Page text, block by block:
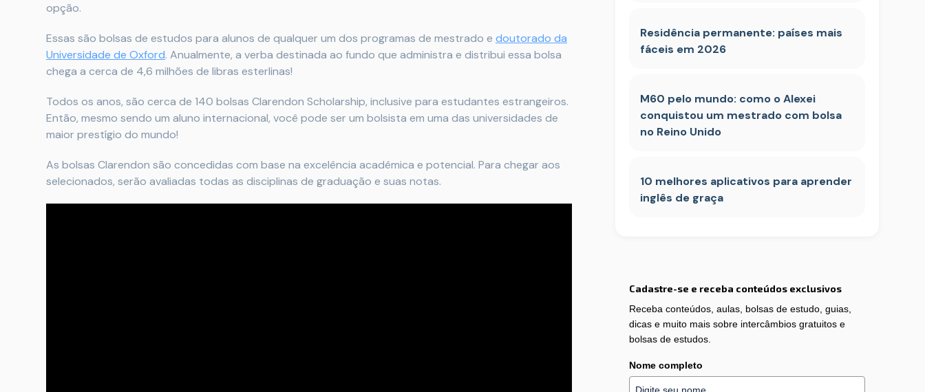
opção.
Essas são bolsas de estudos para alunos de qualquer um dos programas de mestrado e doutorado da
Universidade de Oxford. Anualmente, a verba destinada ao fundo que administra e distribui essa bolsa
chega a cerca de 4,6 milhões de libras esterlinas!
Todos os anos, são cerca de 140 bolsas Clarendon Scholarship, inclusive para estudantes estrangeiros.
Então, mesmo sendo um aluno internacional, você pode ser um bolsista em uma das universidades de
maior prestígio do mundo!
As bolsas Clarendon são concedidas com base na excelência acadêmica e potencial. Para chegar aos
selecionados, serão avaliadas todas as disciplinas de graduação e suas notas.
Residência permanente: países mais
fáceis em 2026
M60 pelo mundo: como o Alexei
conquistou um mestrado com bolsa
no Reino Unido
10 melhores aplicativos para aprender
inglês de graça
Cadastre-se e receba conteúdos exclusivos
Receba conteúdos, aulas, bolsas de estudo, guias,
dicas e muito mais sobre intercâmbios gratuitos e
bolsas de estudos.
Nome completo